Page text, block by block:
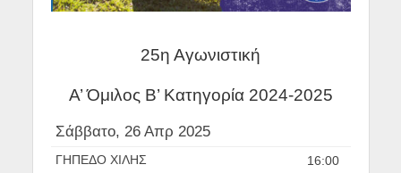
25η Αγωνιστική
Α’ Όμιλος Β’ Κατηγορία 2024-2025
Σάββατο, 26 Απρ 2025
16:00
ΓΗΠΕΔΟ ΧΙΛΗΣ